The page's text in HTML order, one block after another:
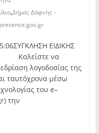
,Δήμος Δάφνης -
ΕΙΔΙΚΗΣ
Καλείστε να
λογοδοσίας της
ταυτόχρονα μέσω
του e–
την